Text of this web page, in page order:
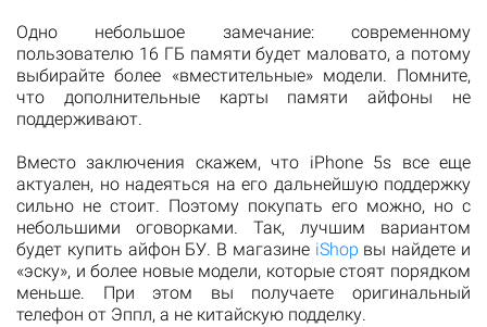
Одно небольшое замечание: современному
пользователю 16 ГБ памяти будет маловато, а потому
выбирайте более «вместительные» модели. Помните,
что дополнительные карты памяти айфоны не
поддерживают.
Вместо заключения скажем, что iPhone 5s все еще
актуален, но надеяться на его дальнейшую поддержку
сильно не стоит. Поэтому покупать его можно, но с
небольшими оговорками. Так, лучшим вариантом
будет купить айфон БУ. В магазине iShop вы найдете и
«эску», и более новые модели, которые стоят порядком
меньше. При этом вы получаете оригинальный
телефон от Эппл, а не китайскую подделку.